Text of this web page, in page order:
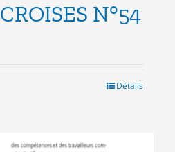
N°54
Détails